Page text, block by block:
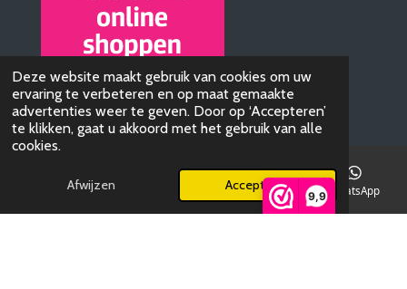
9,9
Deze website maakt gebruik van cookies om uw
ervaring te verbeteren en op maat gemaakte
advertenties weer te geven. Door op ‘Accepteren’
te klikken, gaat u akkoord met het gebruik van alle
cookies.
Afwijzen Accepteren
© 2019 - 2026 AudioBTQ
Powered by
E-mailadres Kaart WhatsApp